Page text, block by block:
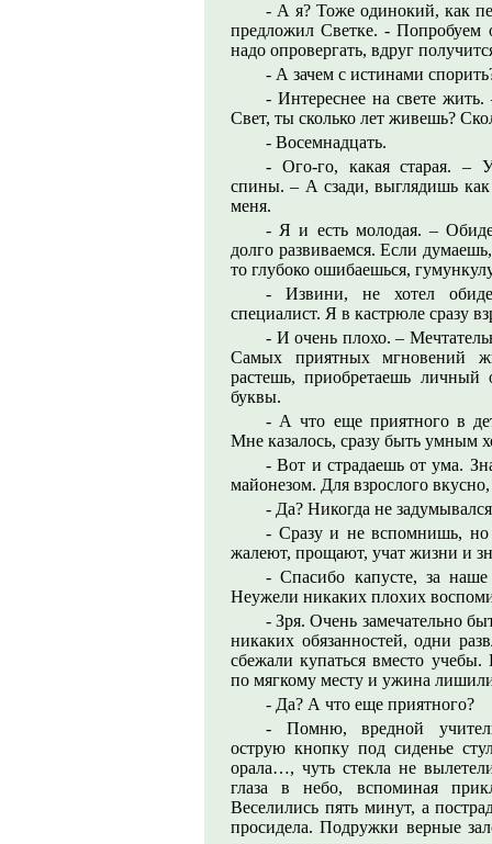
- А я? Тоже одинокий, как
предложил Светке. - Попробуем
надо опровергать, вдруг
- А зачем с истинами
- Интереснее на свете
Свет, ты сколько лет живешь?
- Восемнадцать.
- Ого-го, какая старая. –
спины. – А сзади, выглядишь как
меня.
- Я и есть молодая. –
долго развиваемся. Если
то глубоко ошибаешься,
- Извини, не хотел
специалист. Я в кастрюле сразу
- И очень плохо. –
Самых приятных мгновений
растешь, приобретаешь
буквы.
- А что еще приятного в
Мне казалось, сразу быть умным
- Вот и страдаешь от ума.
майонезом. Для взрослого
- Да? Никогда не
- Сразу и не вспомнишь, но
жалеют, прощают, учат жизни и
- Спасибо капусте, за
Неужели никаких плохих
- Зря. Очень замечательно
никаких обязанностей, одни
сбежали купаться вместо
по мягкому месту и ужина
- Да? А что еще приятного?
- Помню, вредной
острую кнопку под сиденье
орала…, чуть стекла не
глаза в небо, вспоминая
Веселились пять минут, а
просидела. Подружки верные